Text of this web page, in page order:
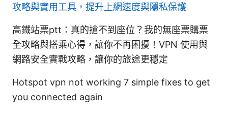
攻略與實用工具，提升上網速度與隱私保護
高鐵站票ptt：真的搶不到座位？我的無座票購票
全攻略與搭乘心得，讓你不再困擾！VPN 使用與
網路安全實戰攻略，讓你的旅途更穩定
Hotspot vpn not working 7 simple fixes to get
you connected again